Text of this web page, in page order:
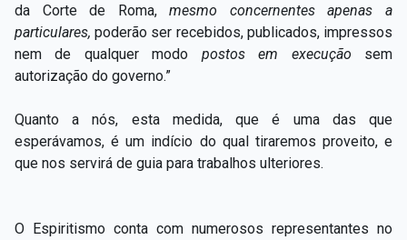
da Corte de Roma,mesmo concernentes apenas a
particulares,poderão ser recebidos, publicados, impressos
nem de qualquer modo postos em execução sem
autorização do governo.”
Quanto a nós, esta medida, que é uma das que
esperávamos, é um indício do qual tiraremos proveito, e
que nos servirá de guia para trabalhos ulteriores.
O Espiritismo conta com numerosos representantes no